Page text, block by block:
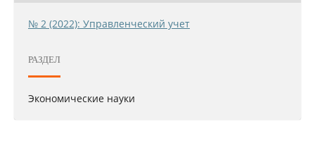
№ 2 (2022): Управленческий учет
РАЗДЕЛ
Экономические науки